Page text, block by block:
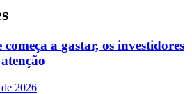
a gastar, os investidores
2026